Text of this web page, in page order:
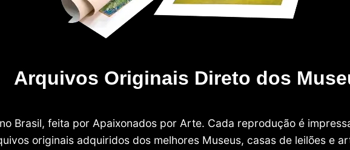
Arquivos Originais Direto dos
Brasil, feita por Apaixonados por Arte. Cada reprodução é
originais adquiridos dos melhores Museus, casas de leilões e